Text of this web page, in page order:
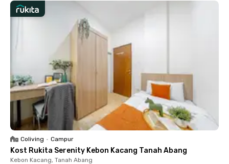
Coliving • Campur
Kost Rukita Serenity Kebon Kacang Tanah Abang
Kebon Kacang, Tanah Abang